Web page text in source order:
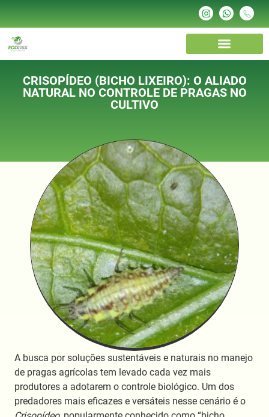
CRISOPÍDEO (BICHO LIXEIRO): O ALIADO
NATURAL NO CONTROLE DE PRAGAS NO
CULTIVO
A busca por soluções sustentáveis e naturais no manejo
de pragas agrícolas tem levado cada vez mais
produtores a adotarem o controle biológico. Um dos
predadores mais eficazes e versáteis nesse cenário é o